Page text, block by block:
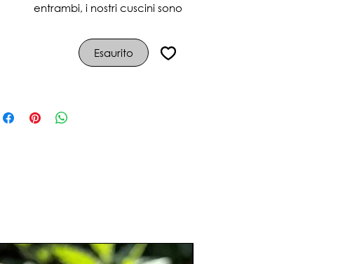
entrambi, i nostri cuscini sono
razze, ognuna splendidamente
rappresentata nei minimi dettagli.
nell'eleganza e nel comfort dei nostri
Esaurito